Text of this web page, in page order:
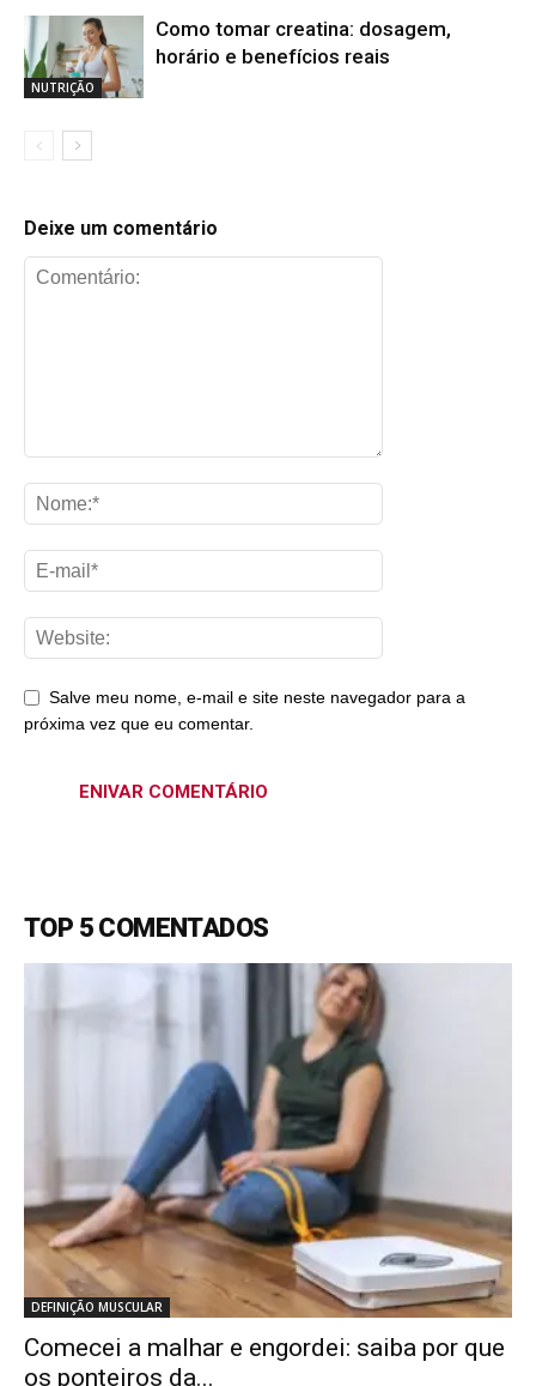
NUTRIÇÃO
Como tomar creatina: dosagem,
horário e benefícios reais
Deixe um comentário
Salve meu nome, e-mail e site neste navegador para a
próxima vez que eu comentar.
TOP 5 COMENTADOS
DEFINIÇÃO MUSCULAR
Comecei a malhar e engordei: saiba por que
os ponteiros da...